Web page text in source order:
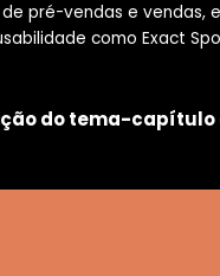
pré-vendas e vendas,
como Exact
do tema-capítulo